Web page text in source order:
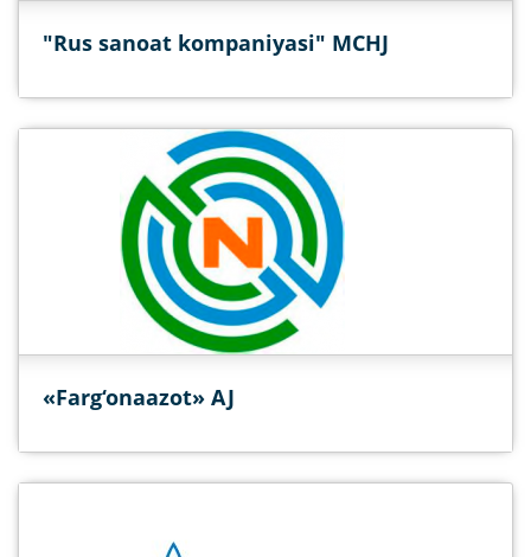
"Rus sanoat kompaniyasi" MCHJ
«Farg‘onaazot» AJ